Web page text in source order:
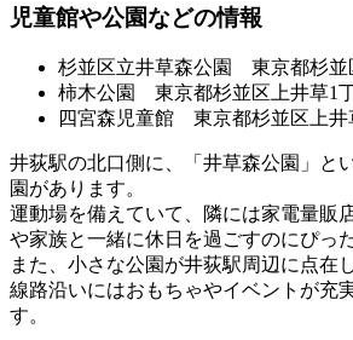
児童館や公園などの情報
杉並区立井草森公園 東京都杉並
柿木公園 東京都杉並区上井草1
四宮森児童館 東京都杉並区上井
井荻駅の北口側に、
「井草森公園」と
園 があります。
運動場を備えていて、隣には家電量販
や家族と一緒に休日を過ごすのにぴっ
また、小さな公園が井荻駅周辺に点在
線路沿いにはおもちゃやイベントが充
す。